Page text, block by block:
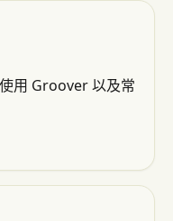
用 Groover 以及常